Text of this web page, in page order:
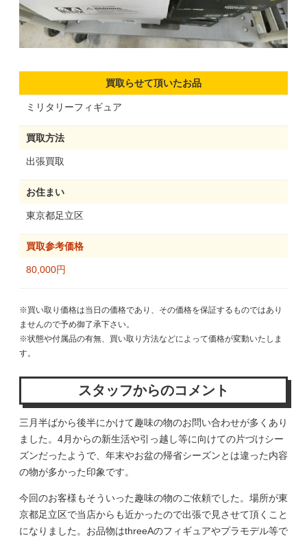
買取らせて頂いたお品
ミリタリーフィギュア
買取方法
出張買取
お住まい
東京都足立区
買取参考価格
80,000円
※買い取り価格は当日の価格であり、その価格を保証するものではあり
ませんので予め御了承下さい。
※状態や付属品の有無、買い取り方法などによって価格が変動いたしま
す。
スタッフからのコメント
三月半ばから後半にかけて趣味の物のお問い合わせが多くあり
ました。4月からの新生活や引っ越し等に向けての片づけシー
ズンだったようで、年末やお盆の帰省シーズンとは違った内容
の物が多かった印象です。
今回のお客様もそういった趣味の物のご依頼でした。場所が東
京都足立区で当店からも近かったので出張で見させて頂くこと
になりました。お品物はthreeAのフィギュアやプラモデル等で